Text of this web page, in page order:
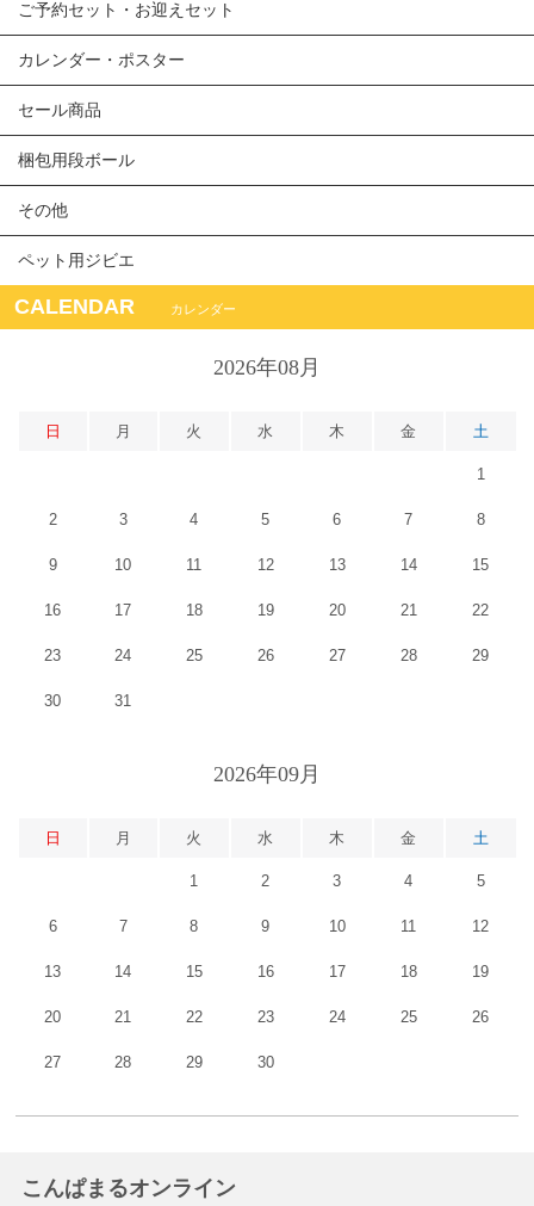
ご予約セット・お迎えセット
カレンダー・ポスター
セール商品
梱包用段ボール
その他
ペット用ジビエ
CALENDAR カレンダー
2026年08月
日 月 火 水 木 金 土
1
2 3 4 5 6 7 8
9 10 11 12 13 14 15
16 17 18 19 20 21 22
23 24 25 26 27 28 29
30 31
2026年09月
日 月 火 水 木 金 土
1 2 3 4 5
6 7 8 9 10 11 12
13 14 15 16 17 18 19
20 21 22 23 24 25 26
27 28 29 30
こんぱまるオンライン